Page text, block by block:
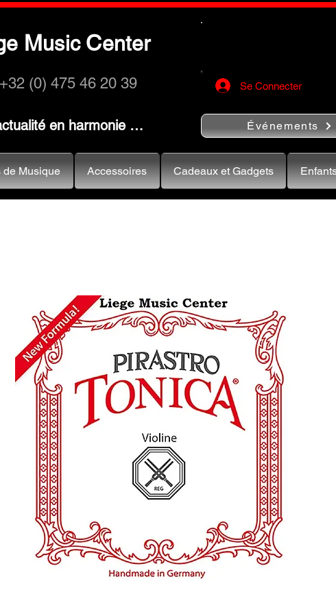
Music Center
+32 (0) 475 46 20 39 Se Connecter
en harmonie … Événements
de Musique Accessoires Cadeaux et Gadgets